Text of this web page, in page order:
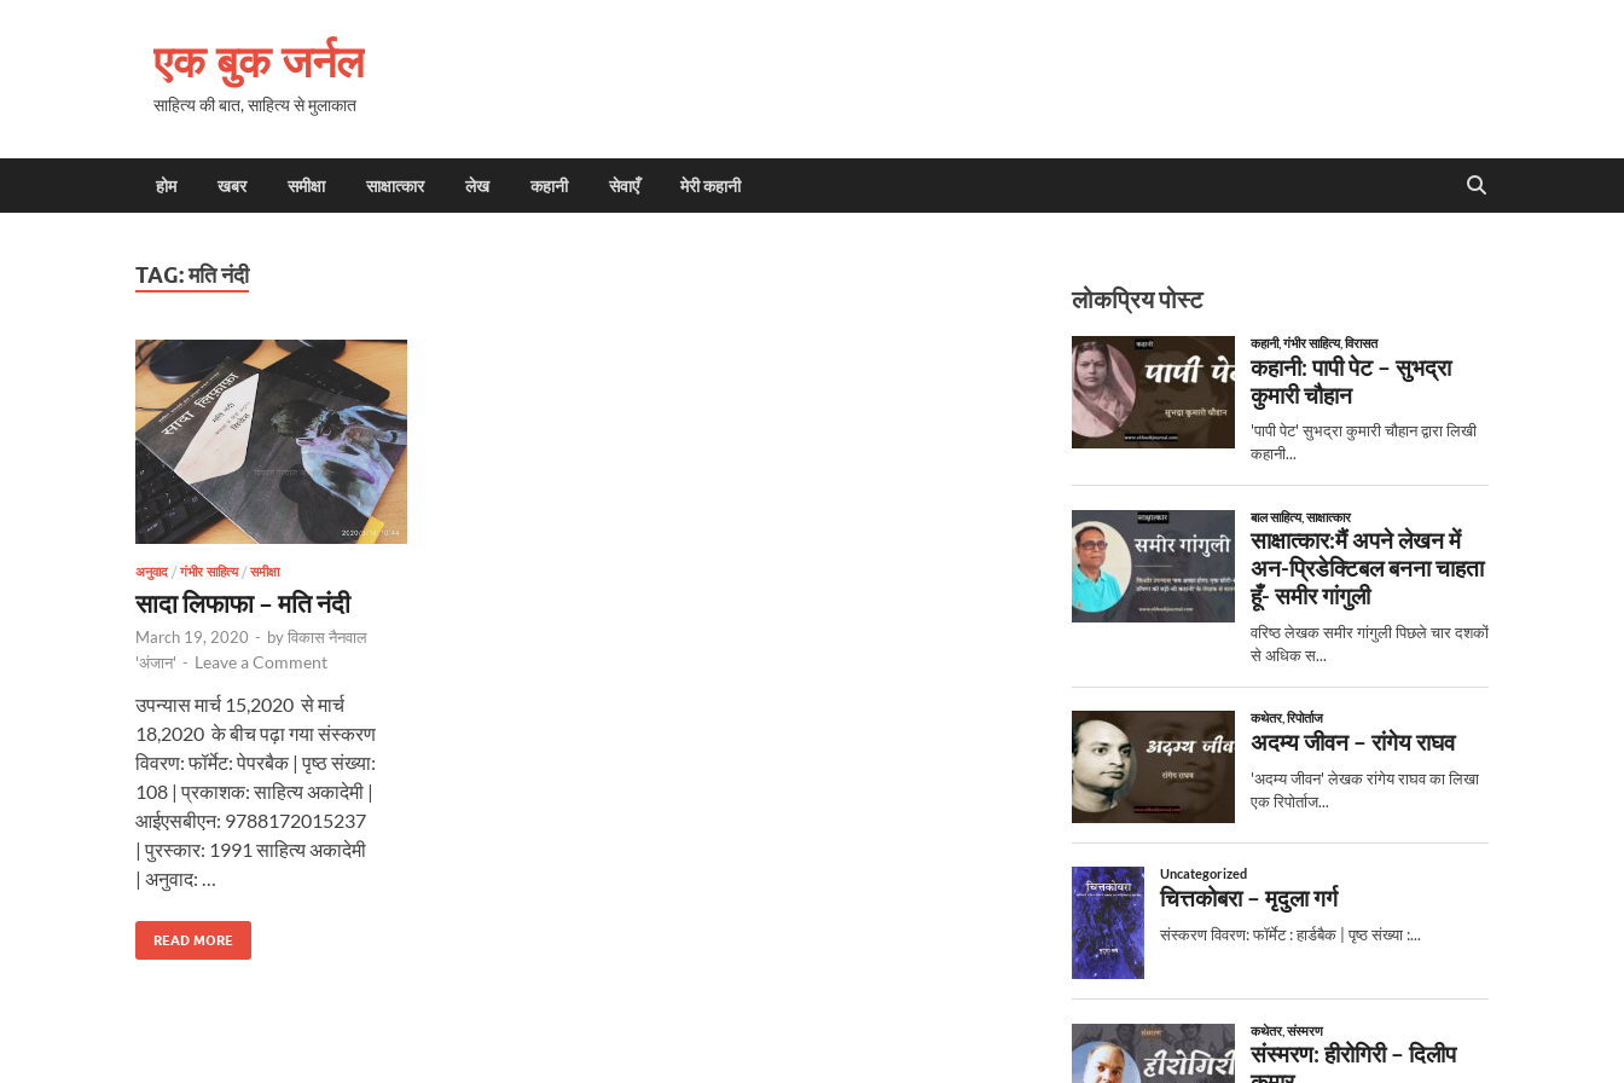
एक बुक जर्नल
साहित्य की बात, साहित्य से मुलाकात
होम खबर समीक्षा साक्षात्कार लेख कहानी सेवाएँ मेरी कहानी
TAG:मति नंदी
अनुवाद / गंभीर साहित्य/ समीक्षा
सादा लिफाफा – मति नंदी
March 19, 2020 - byविकास नैनवाल
'अंजान' - Leave a Comment
उपन्यास मार्च 15,2020 से मार्च
18,2020 के बीच पढ़ा गया संस्करण
विवरण: फॉर्मेट: पेपरबैक | पृष्ठ संख्या:
108 | प्रकाशक: साहित्य अकादेमी |
आईएसबीएन: 9788172015237
| पुरस्कार: 1991 साहित्य अकादेमी
| अनुवाद: …
READ MORE
लोकप्रिय पोस्ट